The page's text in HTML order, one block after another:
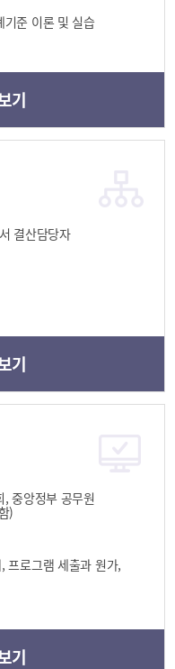
기준 이론 및 실습
기
결산담당자
기
중앙정부 공무원
)
프로그램 세출과 원가,
기